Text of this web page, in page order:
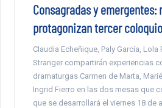
Consagradas y
protagonizan tercer
Claudia Echeñique, Paly García,
Stranger compartirán experiencias
dramaturgas Carmen de Marta,
Ingrid Fierro en las dos mesas que
que se desarrollará el viernes 18 de